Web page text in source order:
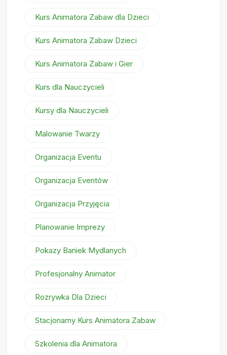
Kurs Animatora Zabaw dla Dzieci
Kurs Animatora Zabaw Dzieci
Kurs Animatora Zabaw i Gier
Kurs dla Nauczycieli
Kursy dla Nauczycieli
Malowanie Twarzy
Organizacja Eventu
Organizacja Eventów
Organizacja Przyjęcia
Planowanie Imprezy
Pokazy Baniek Mydlanych
Profesjonalny Animator
Rozrywka Dla Dzieci
Stacjonarny Kurs Animatora Zabaw
Szkolenia dla Animatora